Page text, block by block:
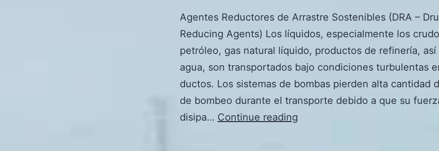
Agentes Reductores de Arrastre Sostenibles (DRA –
Reducing Agents) Los líquidos, especialmente los
petróleo, gas natural líquido, productos de refinería, así
agua, son transportados bajo condiciones turbulentas
ductos. Los sistemas de bombas pierden alta cantidad
de bombeo durante el transporte debido a que su
disipa… Continue reading